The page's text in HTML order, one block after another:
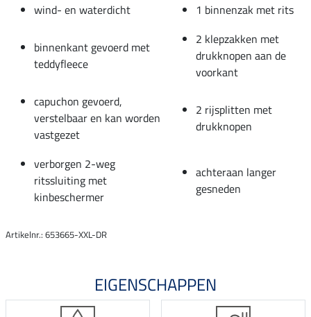
wind- en waterdicht
1 binnenzak met rits
binnenkant gevoerd met
teddyfleece
2 klepzakken met
drukknopen aan de
voorkant
capuchon gevoerd,
verstelbaar en kan worden
vastgezet
2 rijsplitten met
drukknopen
verborgen 2-weg
ritssluiting met
kinbeschermer
achteraan langer
gesneden
Artikelnr.: 653665-XXL-DR
EIGENSCHAPPEN